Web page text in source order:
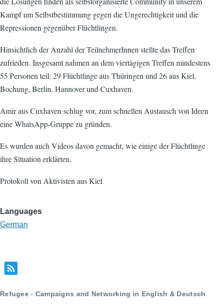
Kampf um Selbstbestimmung gegen die Ungerechtigkeit und die
Repressionen gegenüber Flüchtlingen.
Hinsichtlich der Anzahl der TeilnehmerInnen stellte das Treffen
zufrieden. Insgesamt nahmen an dem viertägigen Treffen mindestens
55 Personen teil: 29 Flüchtlinge aus Thüringen und 26 aus Kiel,
Bochung, Berlin, Hannover und Cuxhaven.
Amir aus Cuxhaven schlug vor, zum schnellen Austausch von Ideen
eine WhatsApp-Gruppe zu gründen.
Es wurden auch Videos davon gemacht, wie einige der Flüchtlinge
ihre Situation erklärten.
Protokoll von Aktivisten aus Kiel
Languages
German
Refugee - Campaigns and Networking in English & Deutsch